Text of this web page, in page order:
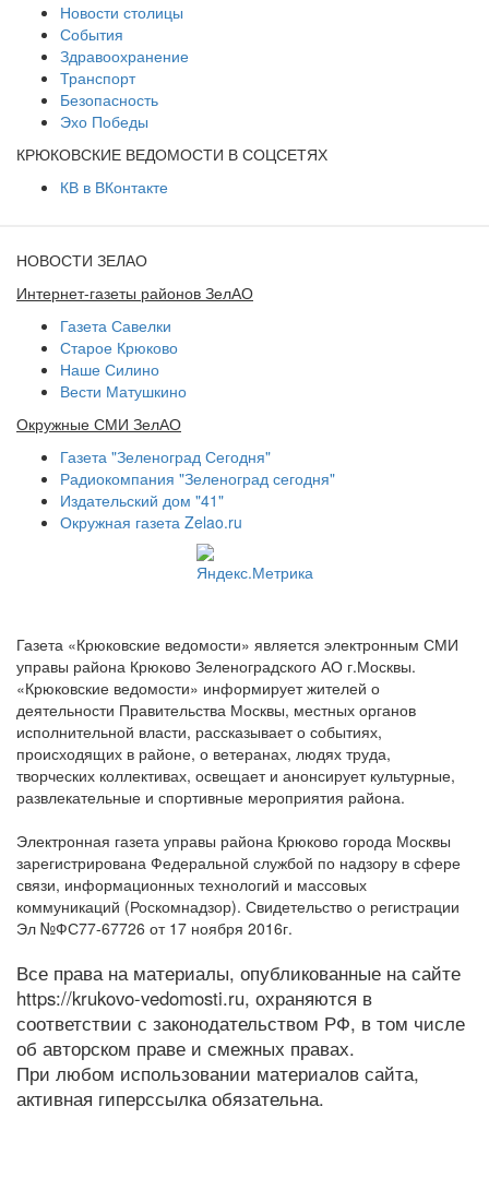
Новости столицы
События
Здравоохранение
Транспорт
Безопасность
Эхо Победы
КРЮКОВСКИЕ ВЕДОМОСТИ В СОЦСЕТЯХ
КВ в ВКонтакте
НОВОСТИ ЗЕЛАО
Интернет-газеты районов ЗелАО
Газета Савелки
Старое Крюково
Наше Силино
Вести Матушкино
Окружные СМИ ЗелАО
Газета "Зеленоград Сегодня"
Радиокомпания "Зеленоград сегодня"
Издательский дом "41"
Окружная газета Zelao.ru
Газета «Крюковские ведомости» является электронным СМИ
управы района Крюково Зеленоградского АО г.Москвы.
«Крюковские ведомости» информирует жителей о
деятельности Правительства Москвы, местных органов
исполнительной власти, рассказывает о событиях,
происходящих в районе, о ветеранах, людях труда,
творческих коллективах, освещает и анонсирует культурные,
развлекательные и спортивные мероприятия района.
Электронная газета управы района Крюково города Москвы
зарегистрирована Федеральной службой по надзору в сфере
связи, информационных технологий и массовых
коммуникаций (Роскомнадзор). Свидетельство о регистрации
Эл №ФС77-67726 от 17 ноября 2016г.
Все права на материалы, опубликованные на сайте
https://krukovo-vedomosti.ru, охраняются в
соответствии с законодательством РФ, в том числе
об авторском праве и смежных правах.
При любом использовании материалов сайта,
активная гиперссылка обязательна.